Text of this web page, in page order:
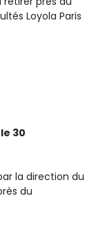
Loyola Paris
30
la direction du
du